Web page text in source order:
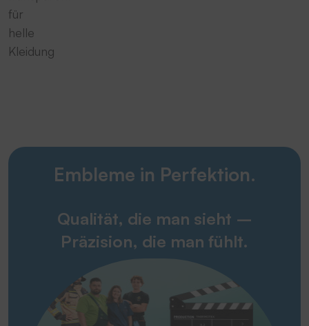
für
helle
Kleidung
Embleme in Perfektion.
Qualität, die man sieht –
Präzision, die man fühlt.